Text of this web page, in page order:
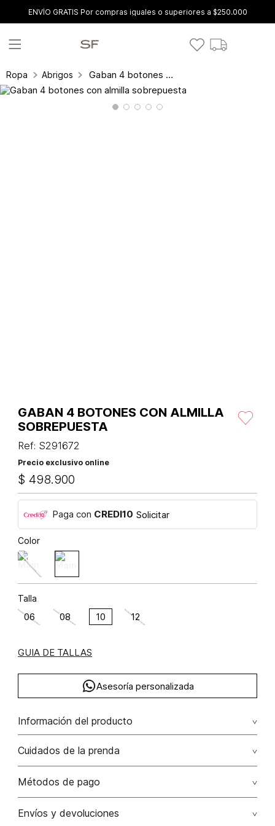
ENVÍO GRATIS Por compras iguales o superiores a $250.000
Ropa Abrigos y gabanes Gaban 4 botones con almilla sobrepuesta
GABAN 4 BOTONES CON ALMILLA
SOBREPUESTA
Ref: S291672
Precio exclusivo online
$ 498.900
Paga con CREDI10 Solicitar
Color
Talla
06 08 10 12
GUIA DE TALLAS
Asesoría personalizada
Información del producto
Gaban 4 botones con almilla sobrepuesta poliéster 100%
100.00% poliéster/polyester
Cuidados de la prenda
Lavado profesional en seco los tonos oscuros sueltan
No lavar
Métodos de pago
Tarjetas de crédito: Visa, Dinners, Master Card y American
Envíos y devoluciones